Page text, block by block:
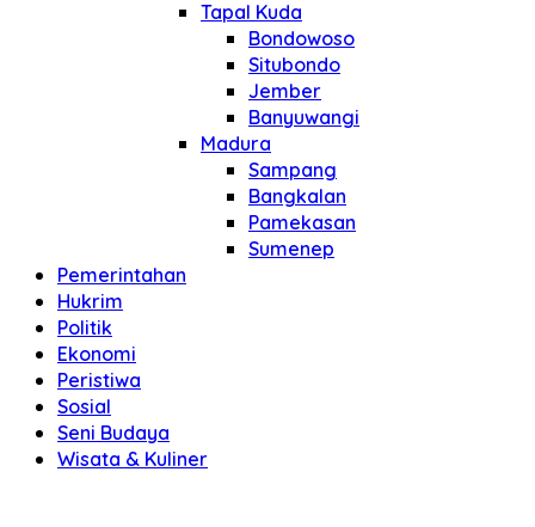
Tapal Kuda
Bondowoso
Situbondo
Jember
Banyuwangi
Madura
Sampang
Bangkalan
Pamekasan
Sumenep
Pemerintahan
Hukrim
Politik
Ekonomi
Peristiwa
Sosial
Seni Budaya
Wisata & Kuliner